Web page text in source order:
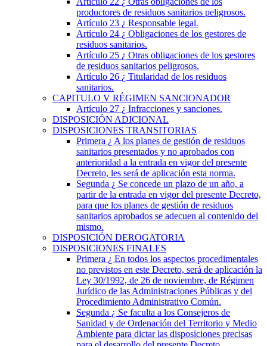
productores de residuos sanitarios peligrosos.
Artículo 23 ¿ Responsable legal.
Artículo 24 ¿ Obligaciones de los gestores de
residuos sanitarios.
Artículo 25 ¿ Otras obligaciones de los gestores
de residuos sanitarios peligrosos.
Artículo 26 ¿ Titularidad de los residuos
sanitarios.
CAPITULO V RÉGIMEN SANCIONADOR
Artículo 27 ¿ Infracciones y sanciones.
DISPOSICIÓN ADICIONAL
DISPOSICIONES TRANSITORIAS
Primera ¿ A los planes de gestión de residuos
sanitarios presentados y no aprobados con
anterioridad a la entrada en vigor del presente
Decreto, les será de aplicación esta norma.
Segunda ¿ Se concede un plazo de un año, a
partir de la entrada en vigor del presente Decreto,
para que los planes de gestión de residuos
sanitarios aprobados se adecuen al contenido del
mismo.
DISPOSICIÓN DEROGATORIA
DISPOSICIONES FINALES
Primera ¿ En todos los aspectos procedimentales
no previstos en este Decreto, será de aplicación la
Ley 30/1992, de 26 de noviembre, de Régimen
Jurídico de las Administraciones Públicas y del
Procedimiento Administrativo Común.
Segunda ¿ Se faculta a los Consejeros de
Sanidad y de Ordenación del Territorio y Medio
Ambiente para dictar las disposiciones precisas